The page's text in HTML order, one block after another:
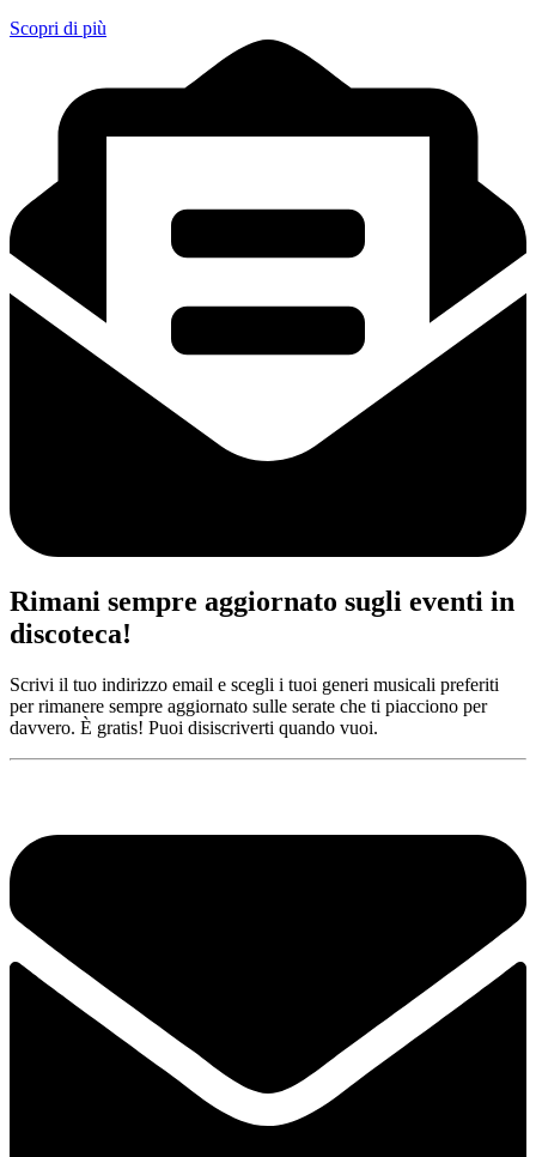
Scopri di più
Rimani sempre aggiornato sugli eventi in
discoteca!
Scrivi il tuo indirizzo email e scegli i tuoi generi musicali preferiti
per rimanere sempre aggiornato sulle serate che ti piacciono per
davvero. È gratis! Puoi disiscriverti quando vuoi.